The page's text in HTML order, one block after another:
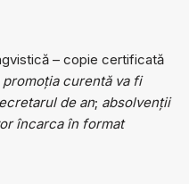
– copie certificată
curentă va fi
de an; absolvenții
încarca în format